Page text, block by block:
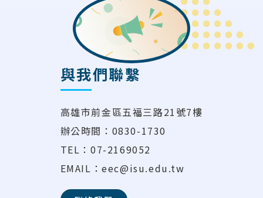
與我們聯繫
高雄市前金區五福三路21號7樓
辦公時間：0830-1730
TEL：07-2169052
EMAIL：eec@isu.edu.tw